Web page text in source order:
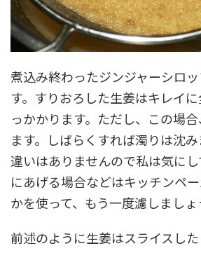
煮込み終わったジンジャーシロ
す。すりおろした生姜はキレイ
っかかります。ただし、この場
ます。しばらくすれば濁りは沈
違いはありませんので私は気に
にあげる場合などはキッチンペ
かを使って、もう一度濾しましょ
前述のように生姜はスライスし